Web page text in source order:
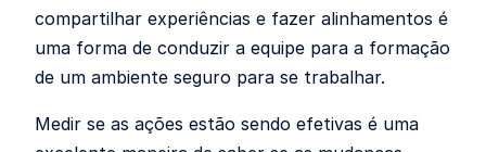
compartilhar experiências e fazer alinhamentos é
uma forma de conduzir a equipe para a formação
de um ambiente seguro para se trabalhar.
Medir se as ações estão sendo efetivas é uma